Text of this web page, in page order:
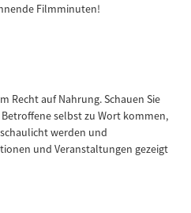
Filmminuten!
Recht auf Nahrung. Schauen Sie
selbst zu Wort kommen,
werden und
und Veranstaltungen gezeigt